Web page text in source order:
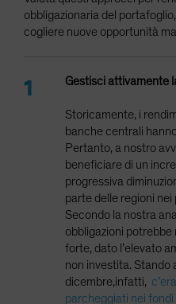
obbligazionaria del
cogliere nuove opportunità
Gestisci attivamente
Storicamente, i
banche centrali
Pertanto, a nostro
beneficiare di un
progressiva
parte delle regioni nei
Secondo la nostra
obbligazioni
forte, dato l’elevato
non investita. Stando
dicembre,infatti,
parcheggiati nei